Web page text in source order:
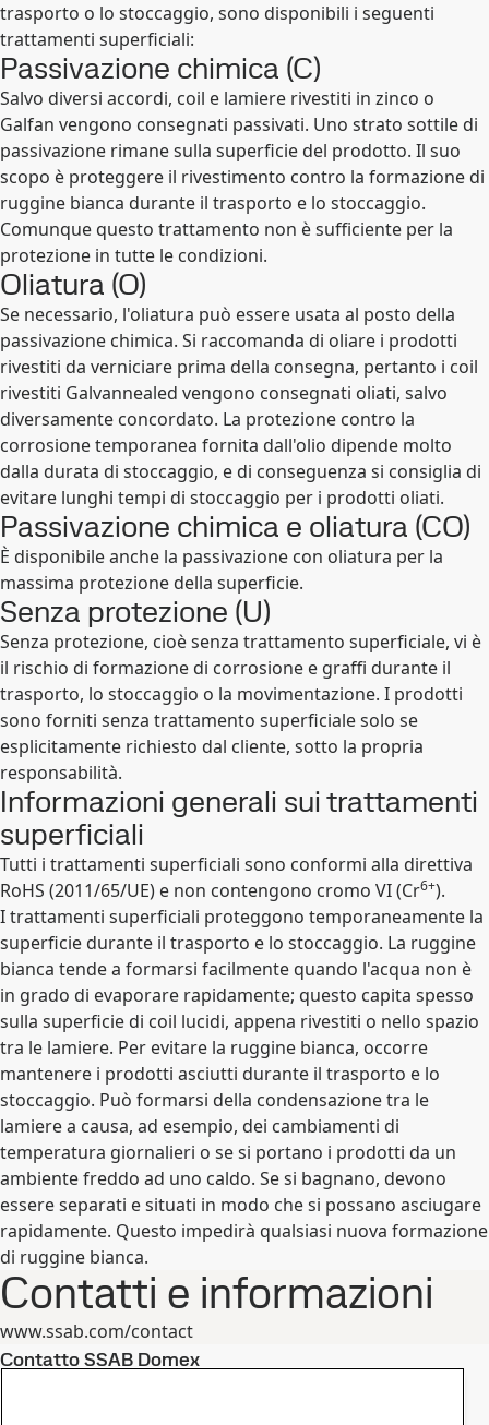
trasporto o lo stoccaggio, sono disponibili i seguenti
trattamenti superficiali:
Passivazione chimica (C)
Salvo diversi accordi, coil e lamiere rivestiti in zinco o
Galfan vengono consegnati passivati. Uno strato sottile di
passivazione rimane sulla superficie del prodotto. Il suo
scopo è proteggere il rivestimento contro la formazione di
ruggine bianca durante il trasporto e lo stoccaggio.
Comunque questo trattamento non è sufficiente per la
protezione in tutte le condizioni.
Oliatura (O)
Se necessario, l'oliatura può essere usata al posto della
passivazione chimica. Si raccomanda di oliare i prodotti
rivestiti da verniciare prima della consegna, pertanto i coil
rivestiti Galvannealed vengono consegnati oliati, salvo
diversamente concordato. La protezione contro la
corrosione temporanea fornita dall'olio dipende molto
dalla durata di stoccaggio, e di conseguenza si consiglia di
evitare lunghi tempi di stoccaggio per i prodotti oliati.
Passivazione chimica e oliatura (CO)
È disponibile anche la passivazione con oliatura per la
massima protezione della superficie.
Senza protezione (U)
Senza protezione, cioè senza trattamento superficiale, vi è
il rischio di formazione di corrosione e graffi durante il
trasporto, lo stoccaggio o la movimentazione. I prodotti
sono forniti senza trattamento superficiale solo se
esplicitamente richiesto dal cliente, sotto la propria
responsabilità.
Informazioni generali sui trattamenti
superficiali
Tutti i trattamenti superficiali sono conformi alla direttiva
RoHS (2011/65/UE) e non contengono cromo VI (Cr6+).
I trattamenti superficiali proteggono temporaneamente la
superficie durante il trasporto e lo stoccaggio. La ruggine
bianca tende a formarsi facilmente quando l'acqua non è
in grado di evaporare rapidamente; questo capita spesso
sulla superficie di coil lucidi, appena rivestiti o nello spazio
tra le lamiere. Per evitare la ruggine bianca, occorre
mantenere i prodotti asciutti durante il trasporto e lo
stoccaggio. Può formarsi della condensazione tra le
lamiere a causa, ad esempio, dei cambiamenti di
temperatura giornalieri o se si portano i prodotti da un
ambiente freddo ad uno caldo. Se si bagnano, devono
essere separati e situati in modo che si possano asciugare
rapidamente. Questo impedirà qualsiasi nuova formazione
di ruggine bianca.
Contatti e informazioni
www.ssab.com/contact
Contatto SSAB Domex